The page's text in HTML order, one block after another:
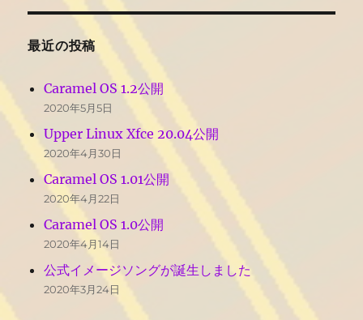
最近の投稿
Caramel OS 1.2公開
2020年5月5日
Upper Linux Xfce 20.04公開
2020年4月30日
Caramel OS 1.01公開
2020年4月22日
Caramel OS 1.0公開
2020年4月14日
公式イメージソングが誕生しました
2020年3月24日